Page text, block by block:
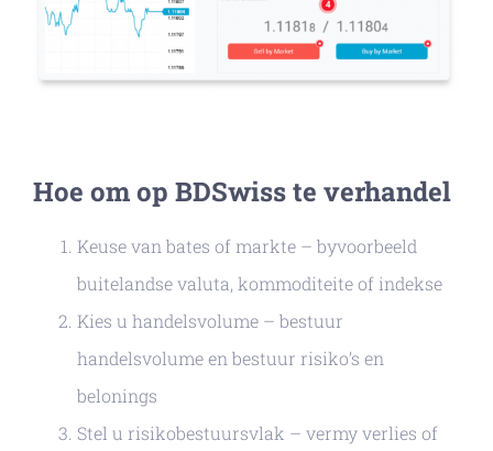
Hoe om op BDSwiss te verhandel
Keuse van bates of markte – byvoorbeeld
buitelandse valuta, kommoditeite of indekse
Kies u handelsvolume – bestuur
handelsvolume en bestuur risiko’s en
belonings
Stel u risikobestuursvlak – vermy verlies of